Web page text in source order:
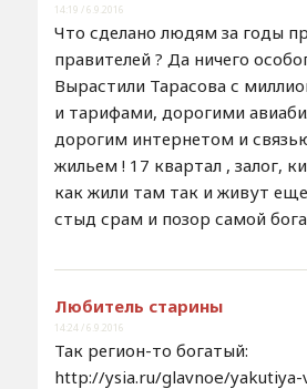
14:19 / 6.9.2016
Что сделано людям за годы
правителей ? Да ничего
Вырастили Тарасова с
и тарифами, дорогими
дорогим интернетом и
жильем ! 17 квартал , залог,
как жили там так и живут
стыд срам и позор самой
Любитель старины
14:24 / 6.9.2016
Так регион-то богатый:
http://ysia.ru/glavnoe/yakutiya-